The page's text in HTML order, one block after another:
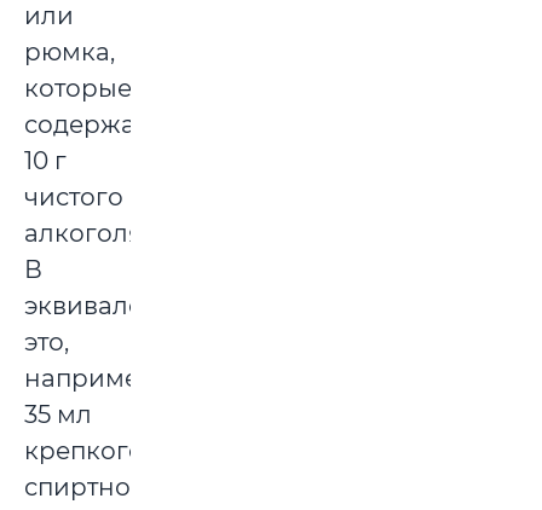
или
рюмка,
которые
содержат
10 г
чистого
алкоголя.
В
эквиваленте
это,
например,
35 мл
крепкого
спиртного